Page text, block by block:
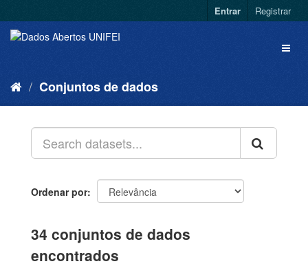
Entrar Registrar
Conjuntos de dados
Ordenar por
34 conjuntos de dados
encontrados